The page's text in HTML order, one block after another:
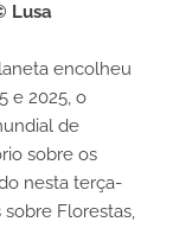
Lusa
encolheu
e 2025, o
de
sobre os
nesta terça-
Florestas,